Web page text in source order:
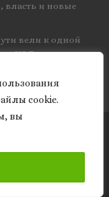
cookie.
вы
власть и новые
вели к одной
КЭД
защищены